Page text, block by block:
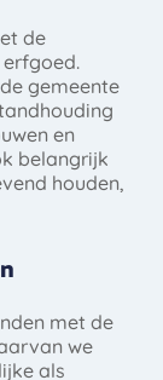
de
gemeente
en
belangrijk
houden,
met de
we
als